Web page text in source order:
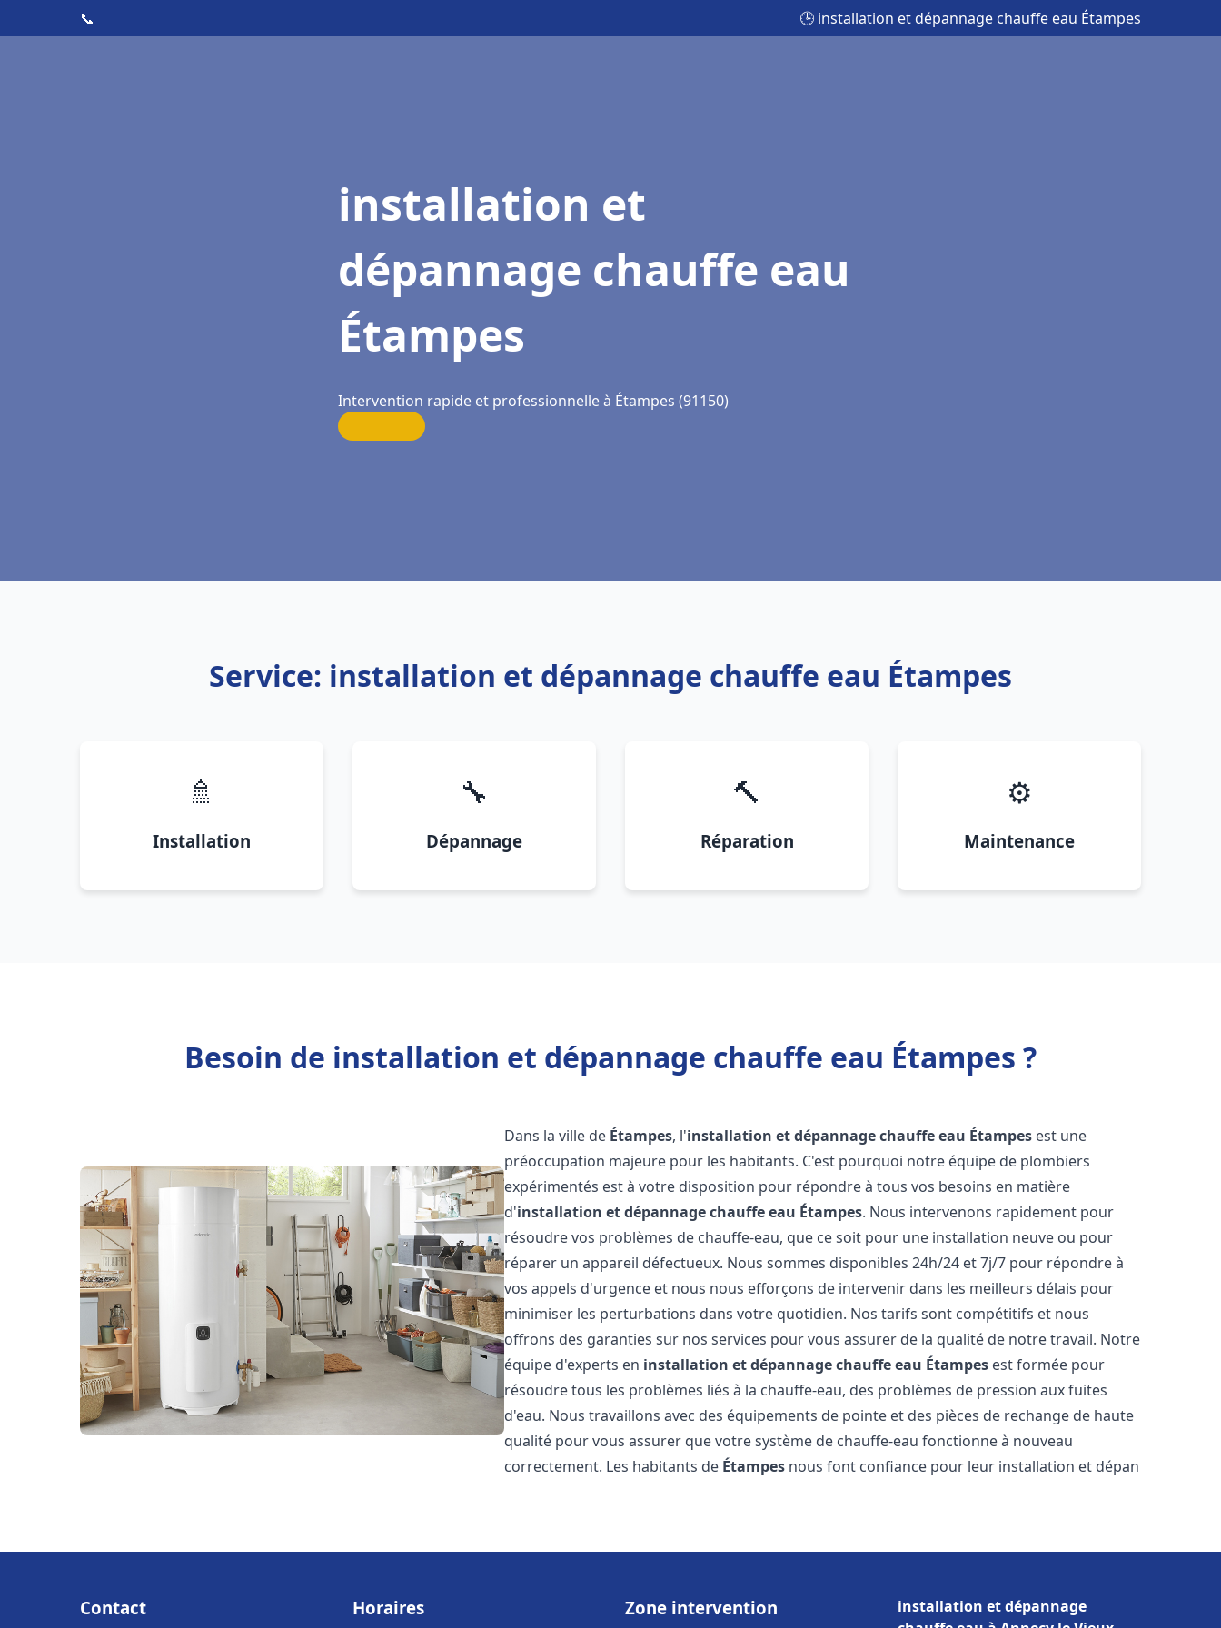
📞 🕒 installation et dépannage chauffe eau Étampes
installation et
dépannage chauffe eau
Étampes
Intervention rapide et professionnelle à Étampes (91150)
Service: installation et dépannage chauffe eau Étampes
🚿
Installation
🔧
Dépannage
🔨
Réparation
⚙️
Maintenance
Besoin de installation et dépannage chauffe eau Étampes ?
Dans la ville de Étampes, l'installation et dépannage chauffe eau Étampes est une
préoccupation majeure pour les habitants. C'est pourquoi notre équipe de plombiers
expérimentés est à votre disposition pour répondre à tous vos besoins en matière
d'installation et dépannage chauffe eau Étampes. Nous intervenons rapidement pour
résoudre vos problèmes de chauffe-eau, que ce soit pour une installation neuve ou pour
réparer un appareil défectueux. Nous sommes disponibles 24h/24 et 7j/7 pour répondre à
vos appels d'urgence et nous nous efforçons de intervenir dans les meilleurs délais pour
minimiser les perturbations dans votre quotidien. Nos tarifs sont compétitifs et nous
offrons des garanties sur nos services pour vous assurer de la qualité de notre travail. Notre
équipe d'experts en installation et dépannage chauffe eau Étampes est formée pour
résoudre tous les problèmes liés à la chauffe-eau, des problèmes de pression aux fuites
d'eau. Nous travaillons avec des équipements de pointe et des pièces de rechange de haute
qualité pour vous assurer que votre système de chauffe-eau fonctionne à nouveau
correctement. Les habitants de Étampes nous font confiance pour leur installation et dépan
Contact Horaires Zone intervention
installation et dépannage